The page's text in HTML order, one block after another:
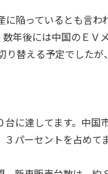
陥っているとも言わ
年後には中国のＥＶ
り替える予定でしたが
に達してます。中国
パーセントを占めてま